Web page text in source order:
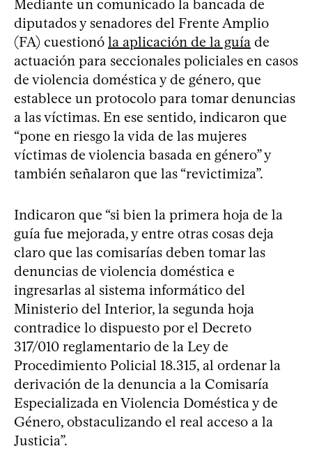
Mediante un comunicado la bancada de
diputados y senadores del Frente Amplio
(FA) cuestionó la aplicación de la guía de
actuación para seccionales policiales en casos
de violencia doméstica y de género, que
establece un protocolo para tomar denuncias
a las víctimas. En ese sentido, indicaron que
“pone en riesgo la vida de las mujeres
víctimas de violencia basada en género” y
también señalaron que las “revictimiza”.
Indicaron que “si bien la primera hoja de la
guía fue mejorada, y entre otras cosas deja
claro que las comisarías deben tomar las
denuncias de violencia doméstica e
ingresarlas al sistema informático del
Ministerio del Interior, la segunda hoja
contradice lo dispuesto por el Decreto
317/010 reglamentario de la Ley de
Procedimiento Policial 18.315, al ordenar la
derivación de la denuncia a la Comisaría
Especializada en Violencia Doméstica y de
Género, obstaculizando el real acceso a la
Justicia”.